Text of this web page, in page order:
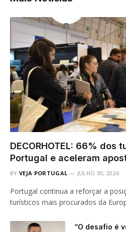
DECORHOTEL: 66% dos
Portugal e aceleram
BY VEJA PORTUGAL JULHO 30, 2026
Portugal continua a reforçar a
turísticos mais procurados da
“O desafio é